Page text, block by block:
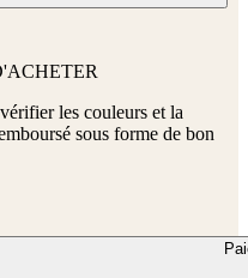
les couleurs et la
sous forme de bon